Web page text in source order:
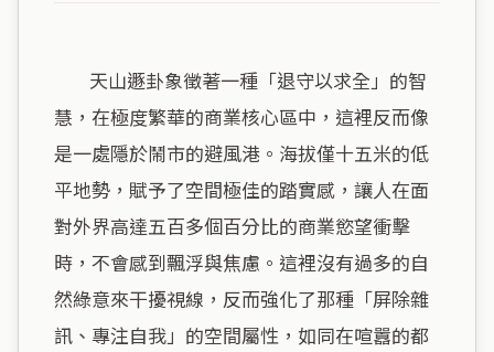
慧，在極度繁華的商業核心區中，這裡反而像
是一處隱於鬧市的避風港。海拔僅十五米的低
平地勢，賦予了空間極佳的踏實感，讓人在面
對外界高達五百多個百分比的商業慾望衝擊
時，不會感到飄浮與焦慮。這裡沒有過多的自
然綠意來干擾視線，反而強化了那種「屏除雜
訊、專注自我」的空間屬性，如同在喧囂的都